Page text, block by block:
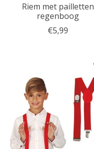
Riem met pailletten
regenboog
€5,99